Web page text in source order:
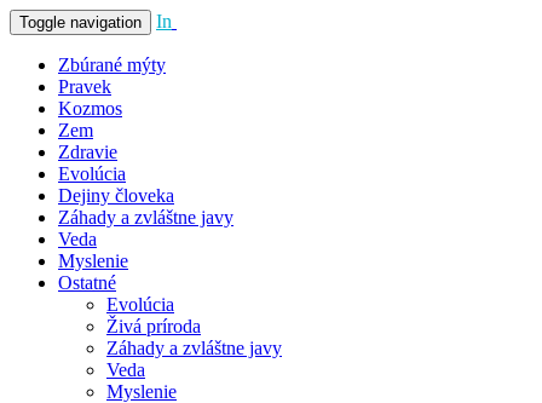
Toggle navigation In
Zbúrané mýty
Pravek
Kozmos
Zem
Zdravie
Evolúcia
Dejiny človeka
Záhady a zvláštne javy
Veda
Myslenie
Ostatné
Evolúcia
Živá príroda
Záhady a zvláštne javy
Veda
Myslenie